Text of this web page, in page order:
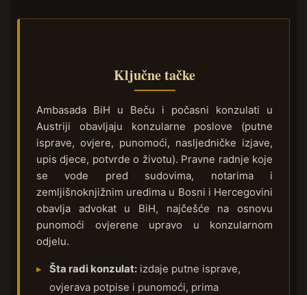
Ključne tačke
Ambasada BiH u Beču i počasni konzulati u
Austriji obavljaju konzularne poslove (putne
isprave, ovjere, punomoći, nasljedničke izjave,
upis djece, potvrde o životu). Pravne radnje koje
se vode pred sudovima, notarima i
zemljišnoknjižnim uredima u Bosni i Hercegovini
obavlja advokat u BiH, najčešće na osnovu
punomoći ovjerene upravo u konzularnom
odjelu.
Šta radi konzulat: izdaje putne isprave,
ovjerava potpise i punomoći, prima